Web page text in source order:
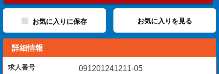
【応募資格】
・施工図のマネージャー経験がある方
【歓迎経験】
お気に入りに保存 お気に入りを見る
詳細情報
求人番号 091201241211-05